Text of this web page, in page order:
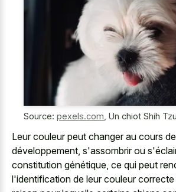
Source: pexels.com Un chiot Shih
Leur couleur peut changer au cours
développement, s'assombrir ou
constitution génétique, ce qui peut
l'identification de leur couleur correcte